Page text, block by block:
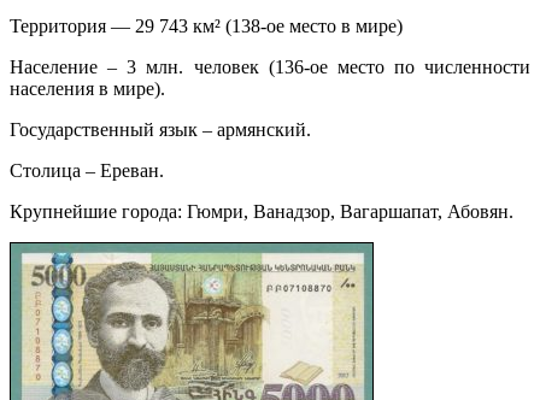
Территория — 29 743 км² (138-ое место в мире)
Население – 3 млн. человек (136-ое место по численности
населения в мире).
Государственный язык – армянский.
Столица – Ереван.
Крупнейшие города: Гюмри, Ванадзор, Вагаршапат, Абовян.